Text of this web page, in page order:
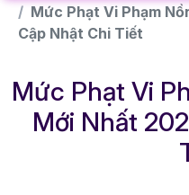
Mức Phạt Vi Phạm
Cập Nhật Chi Tiết
Mức Phạt Vi
Mới Nhất